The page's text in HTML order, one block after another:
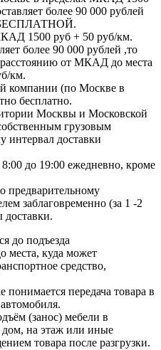
более 90 000 рублей
БЕСПЛАТНОЙ.
1500 руб + 50 руб/км.
более 90 000 рублей ,то
расстоянию от МКАД до места
км.
компании (по Москве в
бесплатно.
Москвы и Московской
грузовым
интервал доставки
до 19:00 ежедневно, кроме
предварительному
заблаговременно (за 1 -2
доставки.
до подъезда
места, куда может
средство,
понимается передача товара в
(занос) мебели в
на этаж или иные
товара после разгрузки.